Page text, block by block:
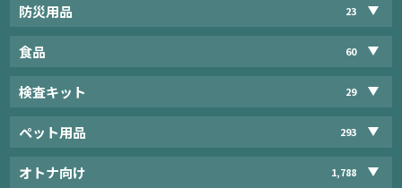
防災用品 23
食品 60
検査キット 29
ペット用品 293
オトナ向け 1,788